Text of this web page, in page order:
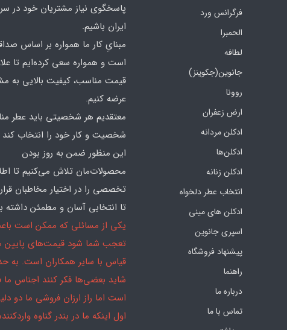
فرگرانس ورد
الحمبرا
لطافه
جانوین(جکوینز)
روونا
ارض زعفران
ادکلن مردانه
ادکلن‌ها
ادکلن زنانه
انتخاب عطر دلخواه
ادکلن های مینی
اسپری جانوین
پیشنهاد فروشگاه
راهنما
درباره ما
تماس با ما
پاسخگوی نیاز مشتریان خود در
ایران باشیم.
مبنایِ کار ما همواره بر اساس
است و همواره سعی کرده‌ایم تا
قیمت مناسب، کیفیت بالایی به
عرضه کنیم.
معتقدیم هر شخصیتی باید عطر
شخصیت و کار خود را انتخاب کند
این منظور ضمن به روز بودن
محصولات‌مان تلاش می‌کنیم تا
تخصصی را در اختیار مخاطبان
تا انتخابی آسان و مطمئن داشته
یکی از مسائلی که ممکن است
تعجب شما شود قیمت‌های پایین
قیاس با سایر همکاران است. به
شاید بعضی‌ها فکر کنند اجناس
است اما راز ارزان فروشی ما دو
اول اینکه ما در بندر گناوه